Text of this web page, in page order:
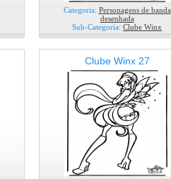
Categoria: Personagens de banda
desenhada
Sub-Categoria: Clube Winx
Clube Winx 27